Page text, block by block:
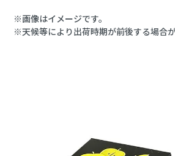
※画像はイメージです。
※天候等により出荷時期が前後する場合が